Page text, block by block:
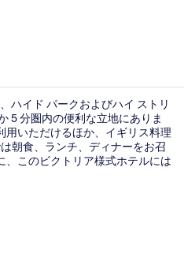
ハイド パークおよびハイ ストリ
5 分圏内の便利な立地にありま
いただけるほか、イギリス料理
朝食、ランチ、ディナーをお召
、このビクトリア様式ホテルには
点を気に入っています。地下鉄
エストブロンプトン地下鉄駅ま